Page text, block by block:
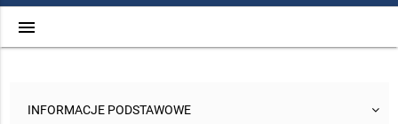
menu
INFORMACJE PODSTAWOWE